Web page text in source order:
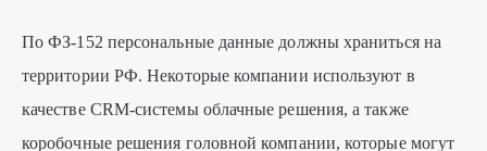
По ФЗ-152 персональные данные должны храниться на
территории РФ. Некоторые компании используют в
качестве CRM-системы облачные решения, а также
коробочные решения головной компании, которые могут